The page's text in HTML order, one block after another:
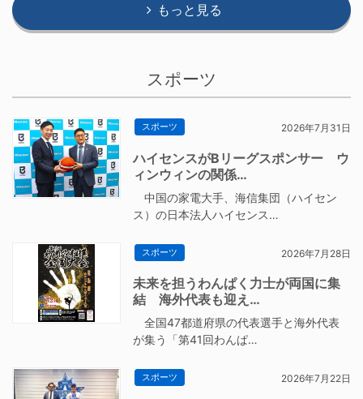
もっと見る
スポーツ
スポーツ 2026年7月31日
ハイセンスがBリーグスポンサー ウ
ィンウィンの関係…
中国の家電大手、海信集団（ハイセン
ス）の日本法人ハイセンス…
スポーツ 2026年7月28日
未来を担うわんぱく力士が両国に集
結 海外代表も迎え…
全国47都道府県の代表選手と海外代表
が集う「第41回わんぱ…
スポーツ 2026年7月22日